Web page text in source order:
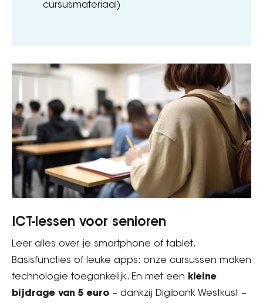
cursusmateriaal)
ICT-lessen voor senioren
Leer alles over je smartphone of tablet.
Basisfuncties of leuke apps: onze cursussen maken
technologie toegankelijk. En met een kleine
bijdrage van 5 euro – dankzij Digibank Westkust –